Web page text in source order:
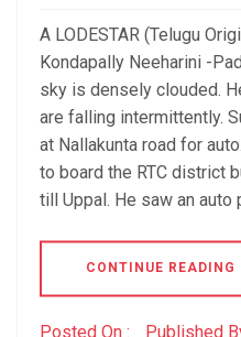
A LODESTAR (Telugu
Kondapally Neeharini -
sky is densely clouded.
are falling intermittently.
at Nallakunta road for
to board the RTC district
till Uppal. He saw an auto
CONTINUE READING
Posted On : Published